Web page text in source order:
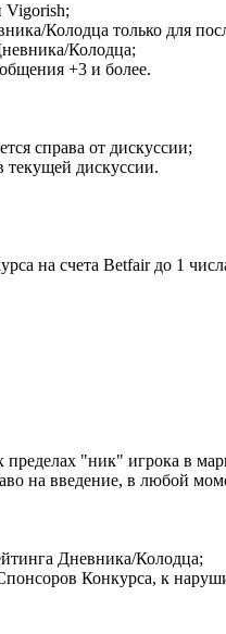
Vigorish;
Колодца только для
Колодца;
+3 и более.
справа от дискуссии;
дискуссии.
на счета Betfair до 1
пределах "ник" игрока в
на введение, в любой
Дневника/Колодца;
Конкурса, к